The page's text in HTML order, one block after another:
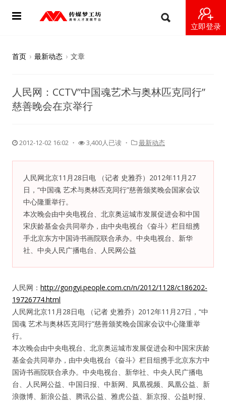
立即登录
导师
视频
梦工坊视频
纪录片1 梦想开始的地方
纪录片2 青年人不同活法
纪录片3 我们都是青年偶像
往届
出彩2016
变革2015
逐梦2014
辉煌2013
首页 › 最新动态 › 文章
人民网：CCTV”中国魂艺术与奥林匹克同行”
慈善晚会在京举行
2012-12-02 16:02 ・ 3,400人已读 ・ 最新动态
人民网北京11月28日电 （记者 史雅乔）2012年11月27
日，“中国魂 艺术与奥林匹克同行”慈善颁奖晚会国家会议
中心隆重举行。
本次晚会由中央电视台、北京奥运城市发展促进会和中国
宋庆龄基金会共同举办，由中央电视台《奋斗》栏目组携
手北京东方中国诗书画院联合承办。中央电视台、新华
社、中央人民广播电台、人民网公益
人民网： http://gongyi.people.com.cn/n/2012/1128/c186202-
19726774.html
人民网北京11月28日电 （记者 史雅乔）2012年11月27日，“中
国魂 艺术与奥林匹克同行”慈善颁奖晚会国家会议中心隆重举
行。
本次晚会由中央电视台、北京奥运城市发展促进会和中国宋庆龄
基金会共同举办，由中央电视台《奋斗》栏目组携手北京东方中
国诗书画院联合承办。中央电视台、新华社、中央人民广播电
台、人民网公益、中国日报、中新网、凤凰视频、凤凰公益、新
浪微博、新浪公益、腾讯公益、雅虎公益、新京报、公益时报、